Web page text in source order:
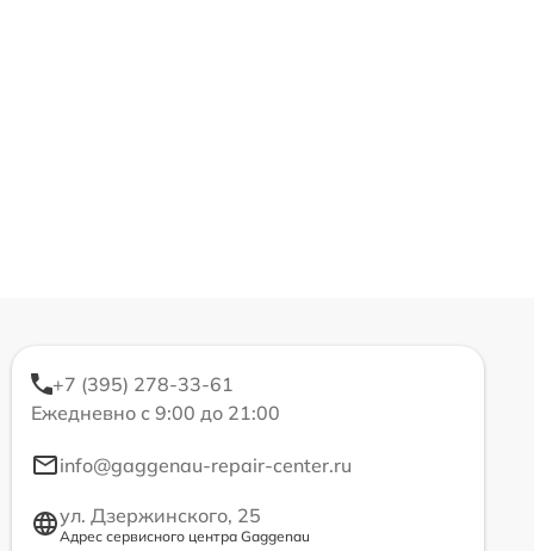
+7 (395) 278-33-61
Ежедневно с 9:00 до 21:00
info@gaggenau-repair-center.ru
ул. Дзержинского, 25
Адрес сервисного центра Gaggenau